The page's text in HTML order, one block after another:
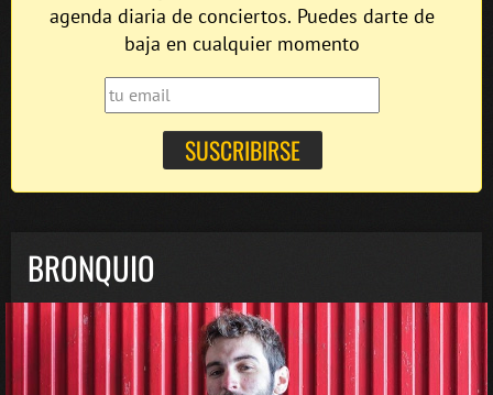
agenda diaria de conciertos. Puedes darte de
baja en cualquier momento
BRONQUIO